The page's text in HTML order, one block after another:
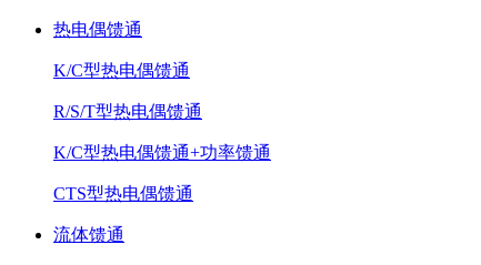
热电偶馈通
K/C型热电偶馈通
R/S/T型热电偶馈通
K/C型热电偶馈通+功率馈通
CTS型热电偶馈通
流体馈通